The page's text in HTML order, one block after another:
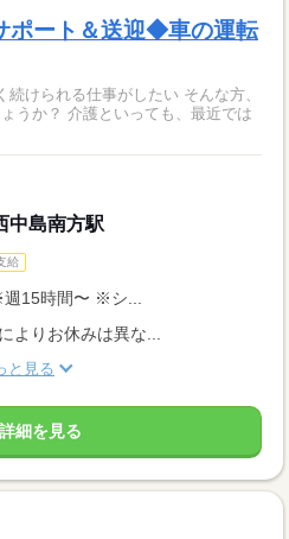
ポート＆送迎◆車の運転
れる仕事がしたい そんな方、
も、最近では
中島南方駅
給
15時間〜 ※シ...
りお休みは異な...
と見る
細を見る